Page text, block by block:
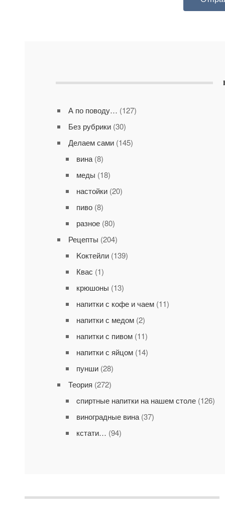
А по поводу… (127)
Без рубрики(30)
Делаем сами(145)
вина(8)
меды (18)
настойки(20)
пиво(8)
разное(80)
Рецепты (204)
Kоктейли(139)
Квас (1)
крюшоны (13)
напитки с кофе и чаем(11)
напитки с медом(2)
напитки с пивом(11)
напитки с яйцом(14)
пунши(28)
Теория (272)
cпиртные напитки на нашем столе(126)
виноградные вина(37)
кстати… (94)